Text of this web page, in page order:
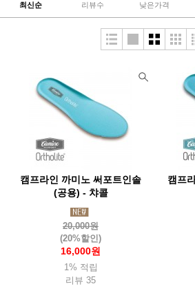
최신순 리뷰수 낮은가격
캠프라인 까미노 써포트인솔
(공용) - 챠콜
20,000원
(20%할인)
16,000원
1% 적립
리뷰 35
캠프